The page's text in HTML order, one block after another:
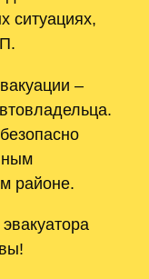
ситуациях,
–
районе.